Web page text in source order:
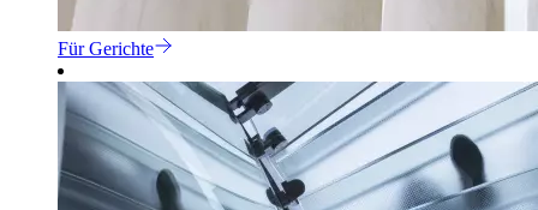
Für Gerichte